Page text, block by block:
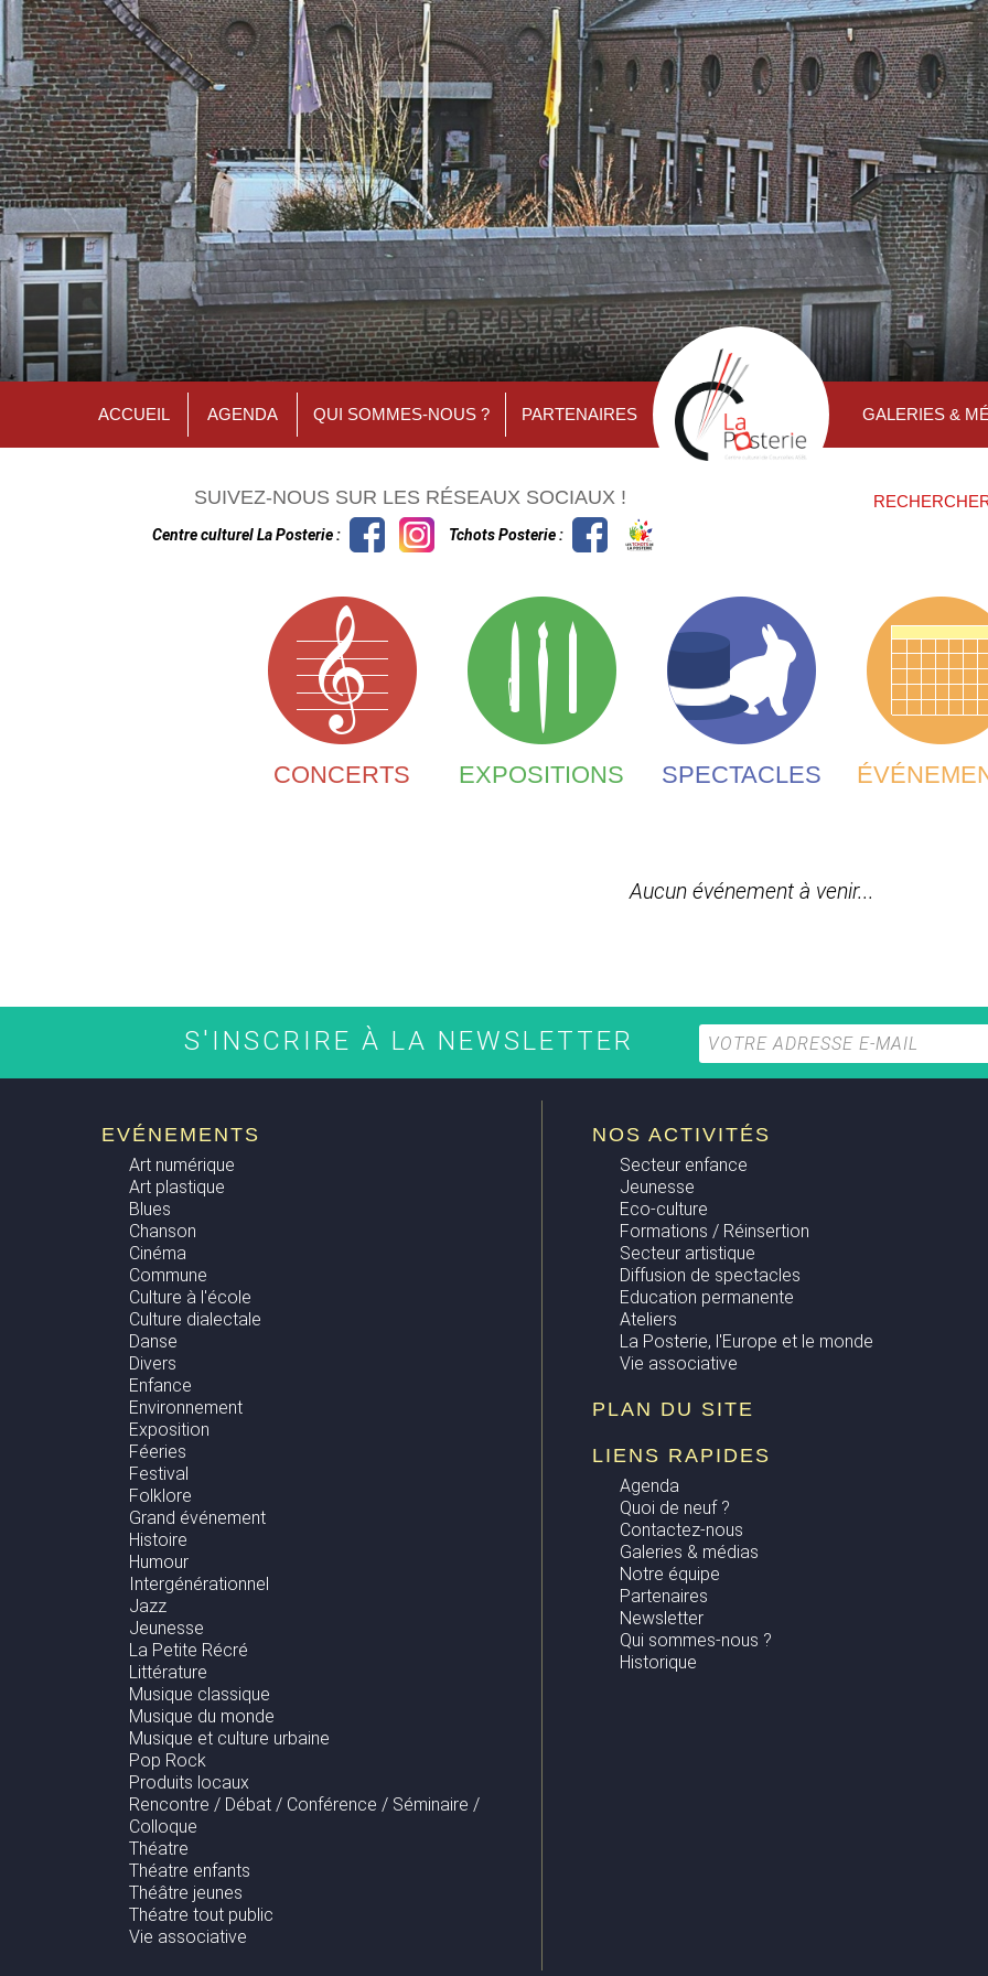
ACCUEIL AGENDA QUI SOMMES-NOUS ? PARTENAIRES GALERIES &
SUIVEZ-NOUS SUR LES RÉSEAUX SOCIAUX !
Centre culturel La Posterie : Tchots Posterie :
CONCERTS EXPOSITIONS SPECTACLES
Aucun événement à venir...
S'INSCRIRE À LA NEWSLETTER
EVÉNEMENTS
Art numérique
Art plastique
Blues
Chanson
Cinéma
Commune
Culture à l'école
Culture dialectale
Danse
Divers
Enfance
Environnement
Exposition
Féeries
Festival
Folklore
Grand événement
Histoire
Humour
Intergénérationnel
Jazz
Jeunesse
La Petite Récré
Littérature
Musique classique
Musique du monde
Musique et culture urbaine
Pop Rock
Produits locaux
Rencontre / Débat / Conférence / Séminaire /
Colloque
Théatre
Théatre enfants
Théâtre jeunes
Théatre tout public
Vie associative
NOS ACTIVITÉS
Secteur enfance
Jeunesse
Eco-culture
Formations / Réinsertion
Secteur artistique
Diffusion de spectacles
Education permanente
Ateliers
La Posterie, l'Europe et le monde
Vie associative
PLAN DU SITE
LIENS RAPIDES
Agenda
Quoi de neuf ?
Contactez-nous
Galeries & médias
Notre équipe
Partenaires
Newsletter
Qui sommes-nous ?
Historique